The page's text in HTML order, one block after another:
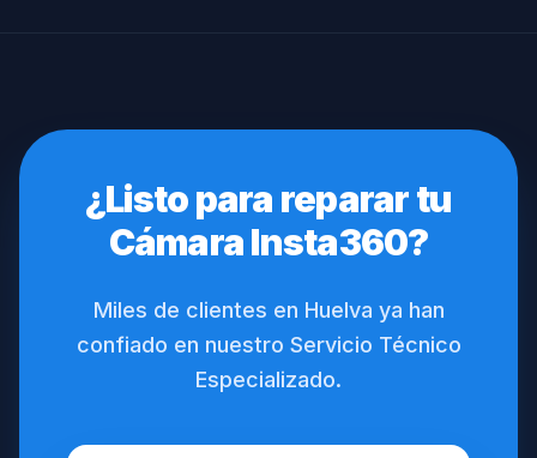
¿Listo para reparar tu
Cámara Insta360?
Miles de clientes en Huelva ya han
confiado en nuestro Servicio Técnico
Especializado.